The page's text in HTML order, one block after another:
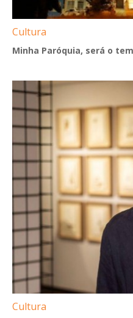
Cultura
Minha Paróquia, será o
Cultura